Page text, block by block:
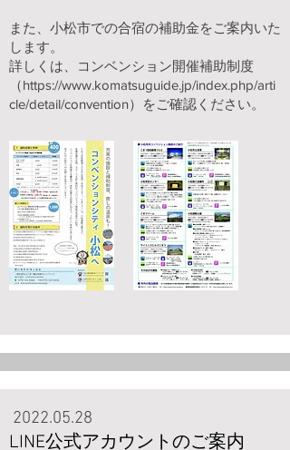
また、小松市での合宿の補助金をご案内いた
します。
詳しくは、コンベンション開催補助制度
（https://www.komatsuguide.jp/index.php/arti
cle/detail/convention）をご確認ください。
2022.05.28
LINE公式アカウントのご案内